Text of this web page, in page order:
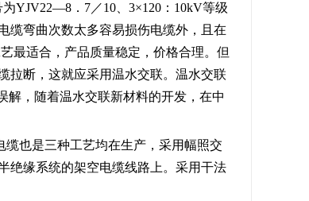
YJV22—8．7／10、3×120：10kV等级
缆弯曲次数太多容易损伤电缆外，且在
最适合，产品质量稳定，价格合理。但
拉断，这就应采用温水交联。温水交联
解，随着温水交联新材料的开发，在中
缆也是三种工艺均在生产，采用幅照交
绝缘系统的架空电缆线路上。采用干法